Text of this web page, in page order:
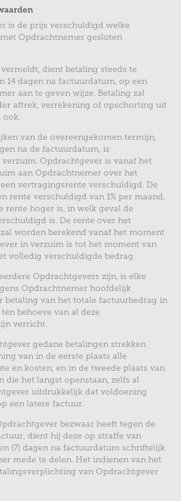
is de prijs verschuldigd welke
Opdrachtnemer gesloten
vermeldt, dient betaling steeds te
14 dagen na factuurdatum, op een
aan te geven wijze. Betaling zal
aftrek, verrekening of opschorting uit
van de overeengekomen termijn,
na de factuurdatum, is
Opdrachtgever is vanaf het
aan Opdrachtnemer over het
vertragingsrente verschuldigd. De
rente verschuldigd van 1% per maand,
rente hoger is, in welk geval de
is. De rente over het
worden berekend vanaf het moment
in verzuim is tot het moment van
volledig verschuldigde bedrag.
Opdrachtgevers zijn, is elke
Opdrachtnemer hoofdelijk
betaling van het totale factuurbedrag in
behoeve van al deze
verricht.
gedane betalingen strekken
van in de eerste plaats alle
en kosten, en in de tweede plaats van
die het langst openstaan, zelfs al
uitdrukkelijk dat voldoening
een latere factuur.
bezwaar heeft tegen de
dient hij deze op straffe van
(7) dagen na factuurdatum schriftelijk
mede te delen. Het indienen van het
van Opdrachtgever